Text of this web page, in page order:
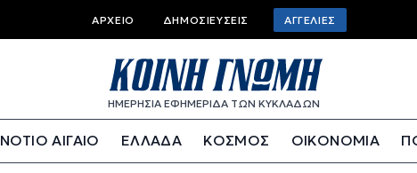
Top bar menu
ΑΡΧΕΊΟ ΔΗΜΟΣΙΕΎΣΕΙΣ ΑΓΓΕΛΊΕΣ
ΗΜΕΡΗΣΙΑ ΕΦΗΜΕΡΙΔΑ ΤΩΝ ΚΥΚΛΑΔΩΝ
ΝΟΤΙΟ ΑΙΓΑΙΟ ΕΛΛΑΔΑ ΚΟΣΜΟΣ ΟΙΚΟΝΟΜΙΑ